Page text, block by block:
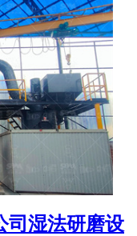
司湿法研磨设